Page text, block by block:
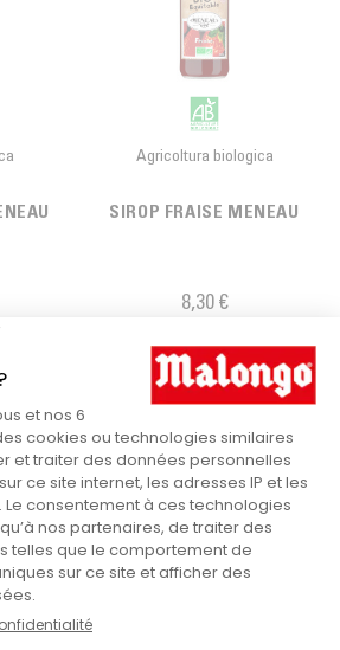
Agricoltura biologica
SIROP FRAISE MENEAU
8,30 €
PRODOTTI PER
QUESTO CAFFÈ
FREDDO